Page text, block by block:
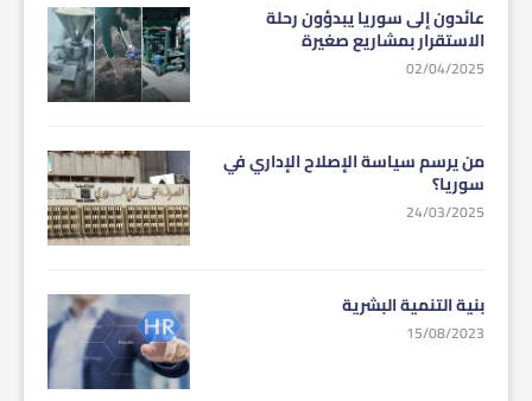
عائدون إلى سوريا يبدؤون رحلة
الاستقرار بمشاريع صغيرة
02/04/2025
من يرسم سياسة الإصلاح الإداري في
سوريا؟
24/03/2025
بنية التنمية البشرية
15/08/2023